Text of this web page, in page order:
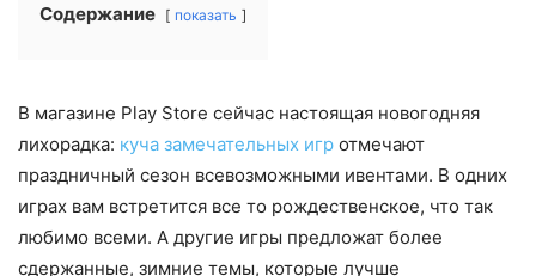
Содержание показать
В магазине Play Store сейчас настоящая новогодняя
лихорадка: куча замечательных игр отмечают
праздничный сезон всевозможными ивентами. В одних
играх вам встретится все то рождественское, что так
любимо всеми. А другие игры предложат более
сдержанные, зимние темы, которые лучше